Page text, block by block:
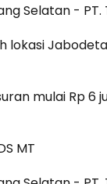
Selatan - PT.
lokasi
mulai Rp 6
MT